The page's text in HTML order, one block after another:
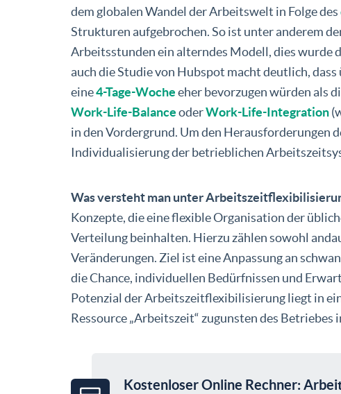
dem globalen Wandel der Arbeitswelt in Folge des
Strukturen aufgebrochen. So ist unter anderem
Arbeitsstunden ein alterndes Modell, dies wurde
auch die Studie von Hubspot macht deutlich,
eine4-Tage-Wocheeher bevorzugen würden als
Work-Life-BalanceoderWork-Life-Integration
in den Vordergrund. Um den Herausforderungen
Individualisierung der betrieblichen
Was versteht man unter
Konzepte, die eine flexible Organisation der
Verteilung beinhalten. Hierzu zählen sowohl
Veränderungen. Ziel ist eine Anpassung an
die Chance, individuellen Bedürfnissen und
Potenzial der Arbeitszeitflexibilisierung liegt in
Ressource „Arbeitszeit“ zugunsten des
Kostenloser Online Rechner: